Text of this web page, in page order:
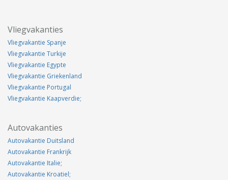
Vliegvakanties
Vliegvakantie Spanje
Vliegvakantie Turkije
Vliegvakantie Egypte
Vliegvakantie Griekenland
Vliegvakantie Portugal
Vliegvakantie Kaapverdie;
Autovakanties
Autovakantie Duitsland
Autovakantie Frankrijk
Autovakantie Italie;
Autovakantie Kroatiel;